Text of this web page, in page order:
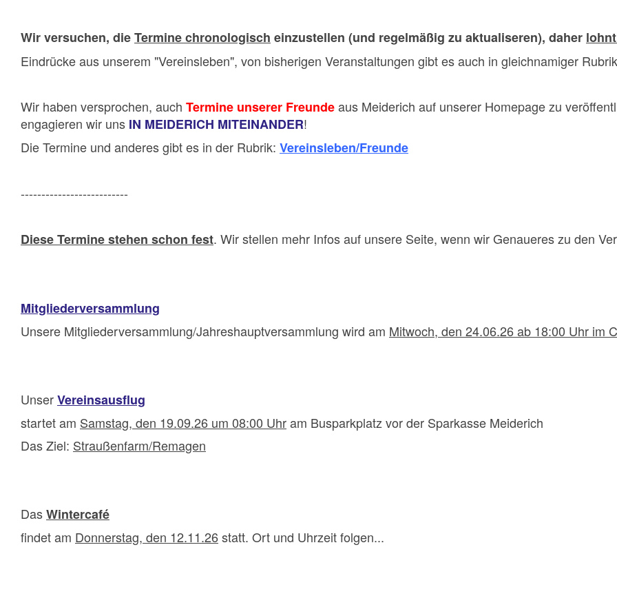
Wir versuchen, dieTermine chronologisch einzustellen (und regelmäßig zu aktualiseren), daher
Eindrücke aus unserem "Vereinsleben", von bisherigen Veranstaltungen gibt es auch in gleichnamiger
Wir haben versprochen, auch Termine unserer Freundeaus Meiderich auf unserer Homepage zu
engagieren wir uns IN MEIDERICH MITEINANDER!
Die Termine und anderes gibt es in der Rubrik: Vereinsleben/Freunde
--------------------------
Diese Termine stehen schon fest. Wir stellen mehr Infos auf unsere Seite, wenn wir Genaueres zu den
Mitgliederversammlung
Unsere Mitgliederversammlung/Jahreshauptversammlung wird am Mitwoch, den 24.06.26 ab 18:00 Uhr im
UnserVereinsausflug
startet am Samstag, den 19.09.26 um 08:00 Uhram Busparkplatz vor der Sparkasse Meiderich
Das Ziel: Straußenfarm/Remagen
DasWintercafé
findet am Donnerstag, den 12.11.26statt. Ort und Uhrzeit folgen...